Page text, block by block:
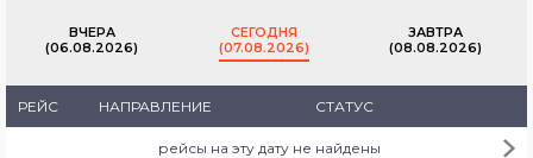
ВЧЕРА
(06.08.2026)
CЕГОДНЯ
(07.08.2026)
ЗАВТРА
(08.08.2026)
РЕЙС НАПРАВЛЕНИЕ СТАТУС
рейсы на эту дату не найдены